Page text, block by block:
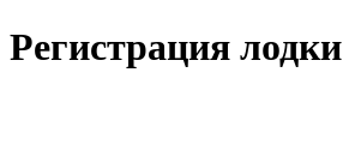
Регистрация лодки